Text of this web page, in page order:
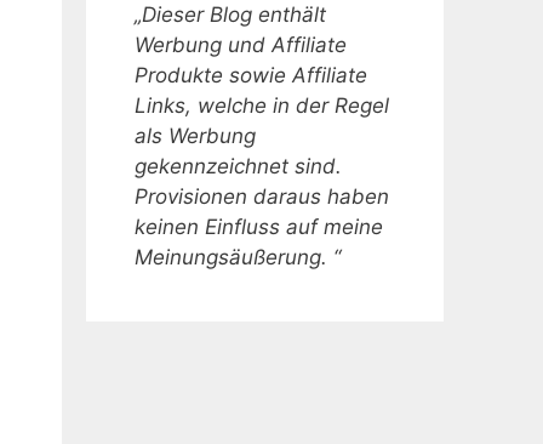
„Dieser Blog enthält
Werbung und Affiliate
Produkte sowie Affiliate
Links, welche in der Regel
als Werbung
gekennzeichnet sind.
Provisionen daraus haben
keinen Einfluss auf meine
Meinungsäußerung. “